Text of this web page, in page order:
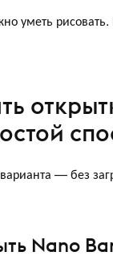
уметь рисовать.
— без
Nano